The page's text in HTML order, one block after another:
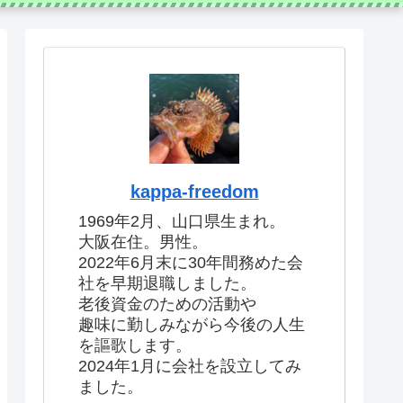
kappa-freedom
1969年2月、山口県生まれ。
大阪在住。男性。
2022年6月末に30年間務めた会
社を早期退職しました。
老後資金のための活動や
趣味に勤しみながら今後の人生
を謳歌します。
2024年1月に会社を設立してみ
ました。